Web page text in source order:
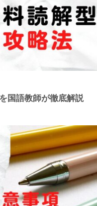
国語教師が徹底解説